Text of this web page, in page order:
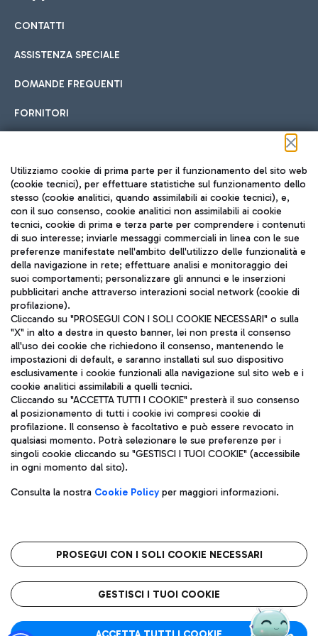
Cucina Internazionale
Fast Food
Pizza
Gelateria
Wine Bar & Sparkling
Hotel in aeroporto
Scegli l'alloggio più adatto e approfitta della vicinanza
all'aeroporto.
Car sharing
Con il Car Sharing è ancora più facile spostarsi
Treno
Raggiungi velocemente l'aeroporto di Fiumicino da Roma
tramite i servizi ferroviari Trenitalia.
Autobus
Scopri le linee di autobus per raggiungere l'aeroporto
Leonardo Da Vinci.
Raggiungi l’aeroporto senza pensieri con il servizio di taxi a
Ristoranti
Scopri la nostra offerta per una pausa gustosa in aeroporto
Mappa Aeroporto Fiumicino
CONTATTI
ASSISTENZA SPECIALE
DOMANDE FREQUENTI
FORNITORI
Seguici sui social
TRAVEL JOURNAL
ITA
Aeroporti di Roma S.p.A. - Società soggetta a direzione e
coordinamento di Mundys S.p.A.
Codice fiscale e Registro delle Imprese di Roma 13032990155 P.
IVA 06572251004
Capitale sociale 62.224.743,00 int. vers.
Sede legale: Via Pier Paolo Racchetti 1 - 00054 Fiumicino (RM)
telefono +39 06 65951
Privacy policy
Note legali
Roma FCO
L'aeroporto stellato
Utilizziamo cookie di prima parte per il funzionamento del sito web
(cookie tecnici), per effettuare statistiche sul funzionamento dello
stesso (cookie analitici, quando assimilabili ai cookie tecnici), e,
con il suo consenso, cookie analitici non assimilabili ai cookie
tecnici, cookie di prima e terza parte per comprendere i contenuti
di suo interesse; inviarle messaggi commerciali in linea con le sue
preferenze manifestate nell'ambito dell'utilizzo delle funzionalità e
della navigazione in rete; effettuare analisi e monitoraggio dei
suoi comportamenti; personalizzare gli annunci e le inserzioni
pubblicitari anche attraverso interazioni social network (cookie di
profilazione).
Cliccando su "PROSEGUI CON I SOLI COOKIE NECESSARI" o sulla
"X" in alto a destra in questo banner, lei non presta il consenso
all'uso dei cookie che richiedono il consenso, mantenendo le
impostazioni di default, e saranno installati sul suo dispositivo
esclusivamente i cookie funzionali alla navigazione sul sito web e i
cookie analitici assimilabili a quelli tecnici.
Cliccando su "ACCETTA TUTTI I COOKIE" presterà il suo consenso
al posizionamento di tutti i cookie ivi compresi cookie di
profilazione. Il consenso è facoltativo e può essere revocato in
qualsiasi momento. Potrà selezionare le sue preferenze per i
singoli cookie cliccando su "GESTISCI I TUOI COOKIE" (accessibile
in ogni momento dal sito).
Consulta la nostra Cookie Policyper maggiori informazioni.
PROSEGUI CON I SOLI COOKIE NECESSARI
GESTISCI I TUOI COOKIE